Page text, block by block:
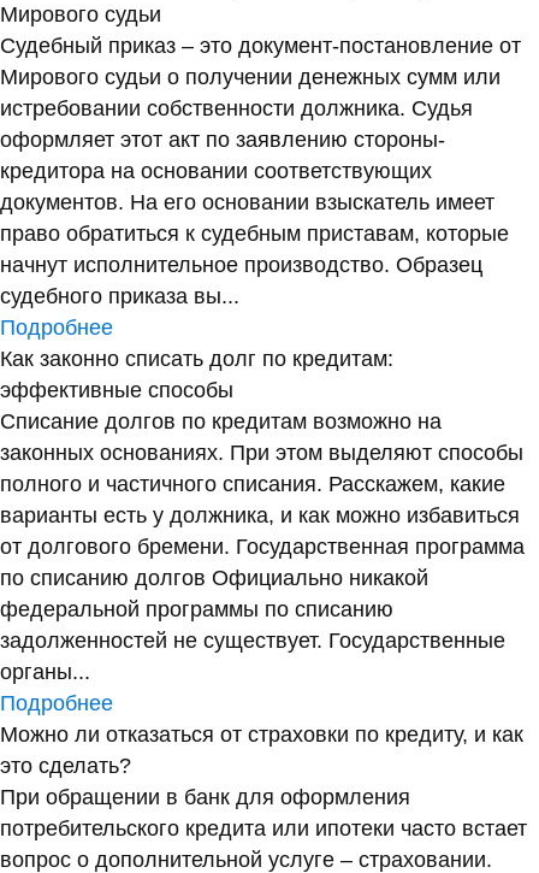
Мирового судьи
Судебный приказ – это документ-постановление от
Мирового судьи о получении денежных сумм или
истребовании собственности должника. Судья
оформляет этот акт по заявлению стороны-
кредитора на основании соответствующих
документов. На его основании взыскатель имеет
право обратиться к судебным приставам, которые
начнут исполнительное производство. Образец
судебного приказа вы...
Подробнее
Как законно списать долг по кредитам:
эффективные способы
Списание долгов по кредитам возможно на
законных основаниях. При этом выделяют способы
полного и частичного списания. Расскажем, какие
варианты есть у должника, и как можно избавиться
от долгового бремени. Государственная программа
по списанию долгов Официально никакой
федеральной программы по списанию
задолженностей не существует. Государственные
органы...
Подробнее
Можно ли отказаться от страховки по кредиту, и как
это сделать?
При обращении в банк для оформления
потребительского кредита или ипотеки часто встает
вопрос о дополнительной услуге – страховании.